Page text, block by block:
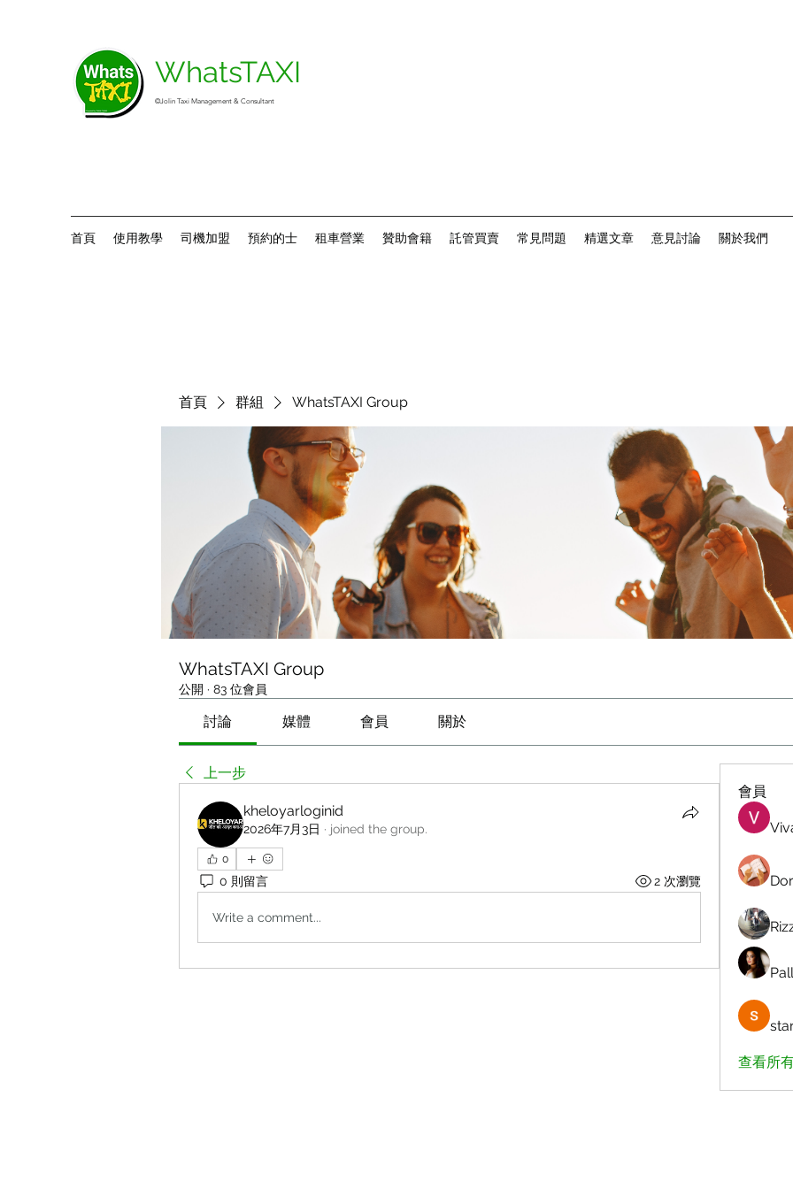
WhatsTAXI
©Jolin Taxi Management & Consultant
首頁 使用教學 司機加盟 預約的士 租車營業 贊助會籍 託管買賣 常見問題 精選文章 意見討論 關於我們
首頁 群組 WhatsTAXI Group
WhatsTAXI Group
公開 · 83 位會員
討論 媒體 會員 關於
上一步
kheloyarloginid
2026年7月3日 · joined the group.
0
0 則留言 2 次瀏覽
Write a comment...
會員
查看所